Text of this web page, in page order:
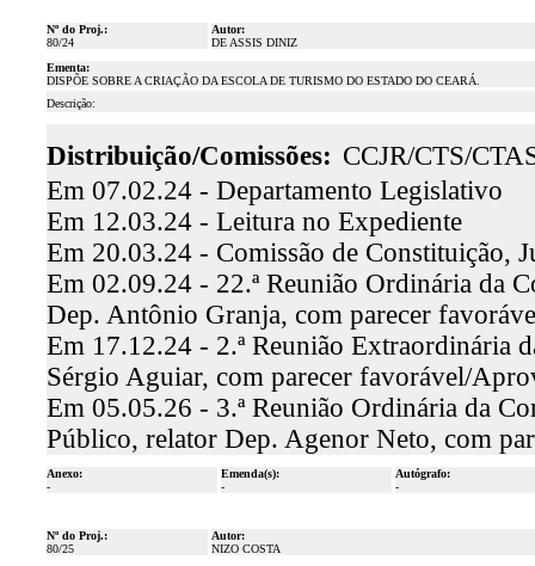
Nº do Proj.:
80/24
Autor:
DE ASSIS DINIZ
Ementa:
DISPÕE SOBRE A CRIAÇÃO DA ESCOLA DE TURISMO DO ESTADO DO CEARÁ.
Descrição:
Distribuição/Comissões: CCJR/CTS/
Em 07.02.24 - Departamento Legislativo
Em 12.03.24 - Leitura no Expediente
Em 20.03.24 - Comissão de Constituição,
Em 02.09.24 - 22.ª Reunião Ordinária da
Dep. Antônio Granja, com parecer
Em 17.12.24 - 2.ª Reunião Extraordinária
Sérgio Aguiar, com parecer favorável/
Em 05.05.26 - 3.ª Reunião Ordinária da
Público, relator Dep. Agenor Neto, com
Anexo:
-
Emenda(s):
-
Autógrafo:
-
Nº do Proj.:
80/25
Autor:
NIZO COSTA